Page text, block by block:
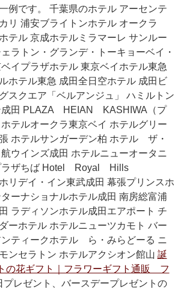
例です。 千葉県のホテル アーセンテ
リ 浦安ブライトンホテル オークラ
テル 京成ホテルミラマーレ サンルー
ラトン・グランデ・トーキョーベイ・
イプラザホテル 東京ベイホテル東急
テル東急 成田全日空ホテル 成田ビ
スクエア「ベルアンジュ」 ハミルトン
成田 PLAZA HEIAN KASHIWA（プ
テルオークラ東京ベイ ホテルグリー
ホテルサンガーデン柏 ホテル ザ・
ウインズ成田 ホテルニューオータニ
ラザちば Hotel Royal Hills
リデイ・イン東武成田 幕張プリンスホ
ーナショナルホテル成田 南房総富浦
ラディソンホテル成田エアポート チ
ーホテル ホテルニューツカモト バー
ティークホテル ら・みらどーる ニ
ンセラトン ホテルアクシオン館山 誕
の花ギフト｜フラワーギフト通販 フ
プレゼント、バースデープレゼントの